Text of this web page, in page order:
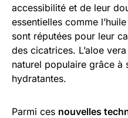
accessibilité et de leur
essentielles comme
sont réputées pour leur
des cicatrices. L’aloe
naturel populaire grâce à
hydratantes.
Parmi ces nouvelles